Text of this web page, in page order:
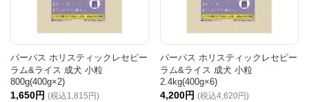
パーパス ホリスティックレセピー
ラム&ライス 成犬 小粒
800g(400g×2)
1,650円 (税込1,815円)
パーパス ホリスティックレセピー
ラム&ライス 成犬 小粒
2.4kg(400g×6)
4,200円 (税込4,620円)